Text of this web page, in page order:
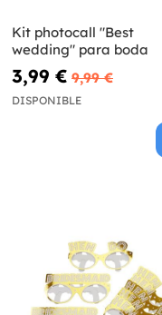
Kit photocall "Best
wedding" para boda
3,99 € 9,99 €
DISPONIBLE